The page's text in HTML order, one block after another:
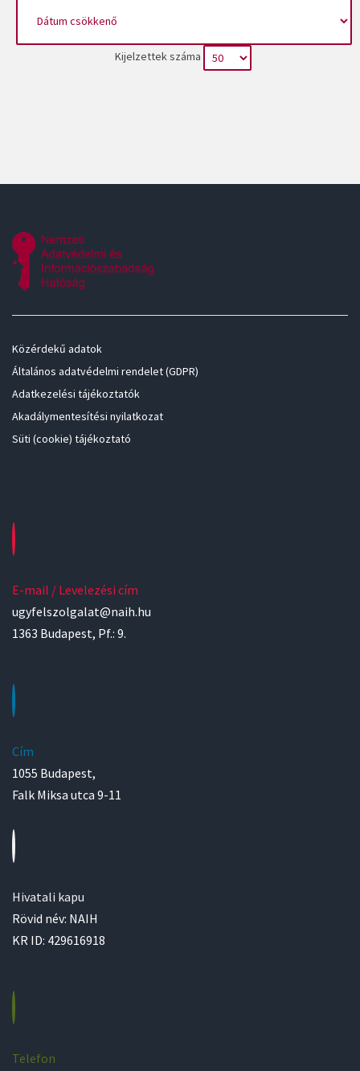
Kijelzettek száma
Közérdekű adatok
Általános adatvédelmi rendelet (GDPR)
Adatkezelési tájékoztatók
Akadálymentesítési nyilatkozat
Süti (cookie) tájékoztató
E-mail / Levelezési cím
ugyfelszolgalat@naih.hu
1363 Budapest, Pf.: 9.
Cím
1055 Budapest,
Falk Miksa utca 9-11
Hivatali kapu
Rövid név: NAIH
KR ID: 429616918
Telefon